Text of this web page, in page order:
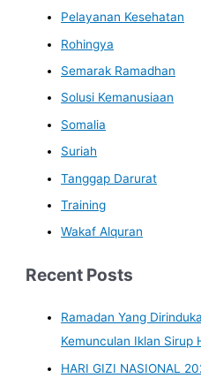
Pelayanan Kesehatan
Rohingya
Semarak Ramadhan
Solusi Kemanusiaan
Somalia
Suriah
Tanggap Darurat
Training
Wakaf Alquran
Recent Posts
Ramadan Yang
Kemunculan Iklan Sirup
HARI GIZI NASIONAL